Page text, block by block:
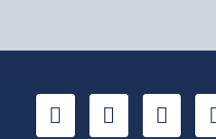
LinkedInYouTube
Xing